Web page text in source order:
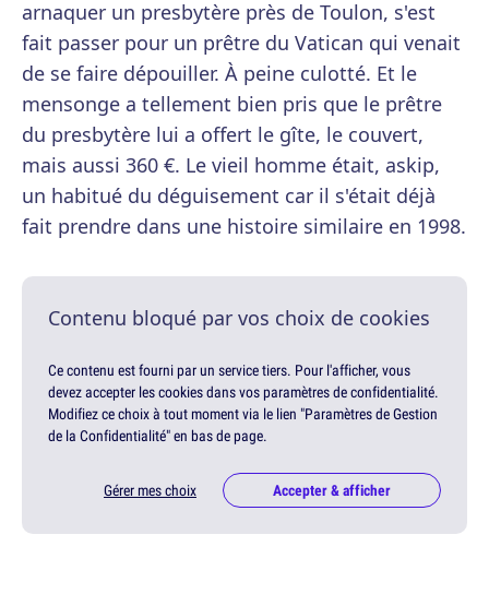
arnaquer un presbytère près de Toulon, s'est
fait passer pour un prêtre du Vatican qui venait
de se faire dépouiller. À peine culotté. Et le
mensonge a tellement bien pris que le prêtre
du presbytère lui a offert le gîte, le couvert,
mais aussi 360 €. Le vieil homme était, askip,
un habitué du déguisement car il s'était déjà
fait prendre dans une histoire similaire en 1998.
Contenu bloqué par vos choix de cookies
Ce contenu est fourni par un service tiers. Pour l'afficher, vous
devez accepter les cookies dans vos paramètres de confidentialité.
Modifiez ce choix à tout moment via le lien "Paramètres de Gestion
de la Confidentialité" en bas de page.
Gérer mes choix Accepter & afficher